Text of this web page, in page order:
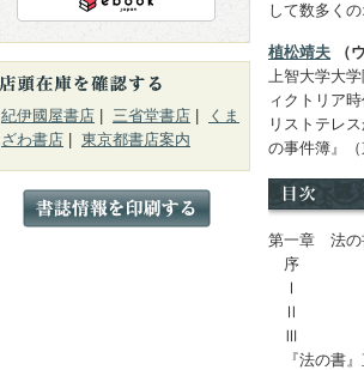
して数多く
植松靖夫 （
上智大学大
ィクトリア
リストテレ
の事件簿』（
第一章 法
序
Ⅰ
Ⅱ
Ⅲ
『法の書
紀伊國屋書店 三省堂書店
くま
ざわ書店
東京都書店案内